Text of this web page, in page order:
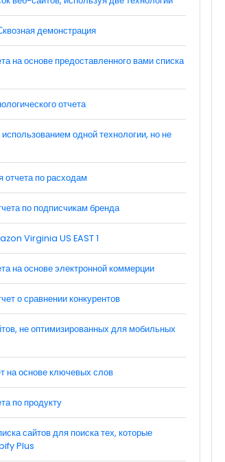
демонстрация
на основе предоставленного вами списка
отчета
одной технологии, но не
отчета по расходам
по подписчикам бренда
Virginia US EAST 1
на основе электронной коммерции
о сравнении конкурентов
не оптимизированных для мобильных
на основе ключевых слов
по продукту
сайтов для поиска тех, которые
Plus